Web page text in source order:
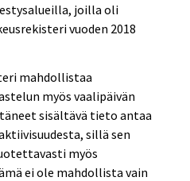
joilla oli
vuoden 2018
mahdollistaa
myös vaalipäivän
sisältävä tieto antaa
sillä sen
myös
ei ole mahdollista vain